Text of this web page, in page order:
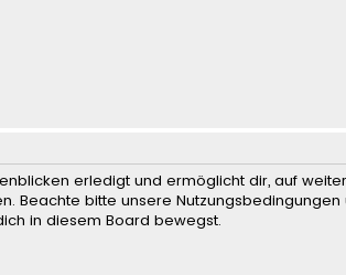
erledigt und ermöglicht dir, auf
Beachte bitte unsere Nutzungsbedingungen
in diesem Board bewegst.